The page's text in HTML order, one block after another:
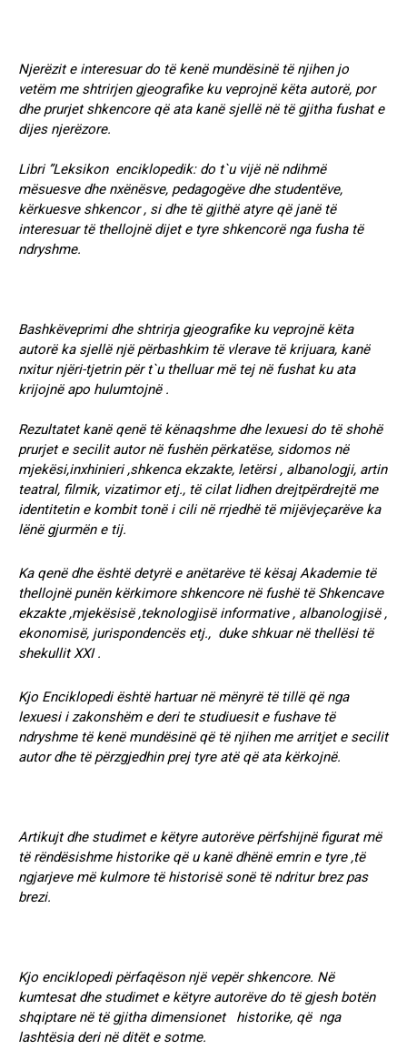
Njerëzit e interesuar do të kenë mundësinë të njihen jo
vetëm me shtrirjen gjeografike ku veprojnë këta autorë, por
dhe prurjet shkencore që ata kanë sjellë në të gjitha fushat e
dijes njerëzore.
Libri ”Leksikon enciklopedik: do t`u vijë në ndihmë
mësuesve dhe nxënësve, pedagogëve dhe studentëve,
kërkuesve shkencor , si dhe të gjithë atyre që janë të
interesuar të thellojnë dijet e tyre shkencorë nga fusha të
ndryshme.
Bashkëveprimi dhe shtrirja gjeografike ku veprojnë këta
autorë ka sjellë një përbashkim të vlerave të krijuara, kanë
nxitur njëri-tjetrin për t`u thelluar më tej në fushat ku ata
krijojnë apo hulumtojnë .
Rezultatet kanë qenë të kënaqshme dhe lexuesi do të shohë
prurjet e secilit autor në fushën përkatëse, sidomos në
mjekësi,inxhinieri ,shkenca ekzakte, letërsi , albanologji, artin
teatral, filmik, vizatimor etj., të cilat lidhen drejtpërdrejtë me
identitetin e kombit tonë i cili në rrjedhë të mijëvjeçarëve ka
lënë gjurmën e tij.
Ka qenë dhe është detyrë e anëtarëve të kësaj Akademie të
thellojnë punën kërkimore shkencore në fushë të Shkencave
ekzakte ,mjekësisë ,teknologjisë informative , albanologjisë ,
ekonomisë, jurispondencës etj., duke shkuar në thellësi të
shekullit XXI .
Kjo Enciklopedi është hartuar në mënyrë të tillë që nga
lexuesi i zakonshëm e deri te studiuesit e fushave të
ndryshme të kenë mundësinë që të njihen me arritjet e secilit
autor dhe të përzgjedhin prej tyre atë që ata kërkojnë.
Artikujt dhe studimet e këtyre autorëve përfshijnë figurat më
të rëndësishme historike që u kanë dhënë emrin e tyre ,të
ngjarjeve më kulmore të historisë sonë të ndritur brez pas
brezi.
Kjo enciklopedi përfaqëson një vepër shkencore. Në
kumtesat dhe studimet e këtyre autorëve do të gjesh botën
shqiptare në të gjitha dimensionet historike, që nga
lashtësia deri në ditët e sotme.